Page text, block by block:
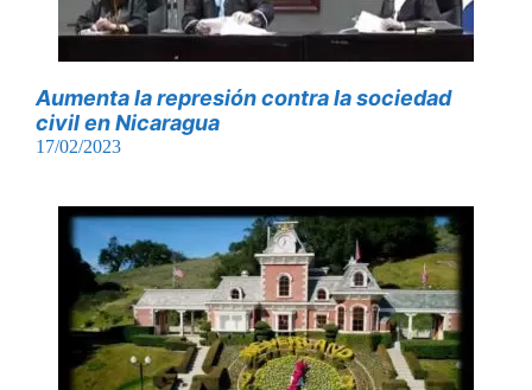
Aumenta la represión contra la sociedad
civil en Nicaragua
17/02/2023